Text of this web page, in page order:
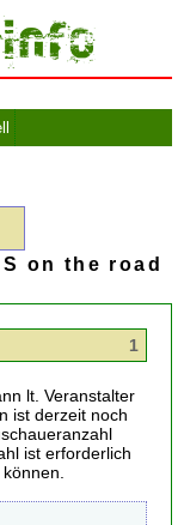
on the road
1
lt. Veranstalter
ist derzeit noch
ist erforderlich